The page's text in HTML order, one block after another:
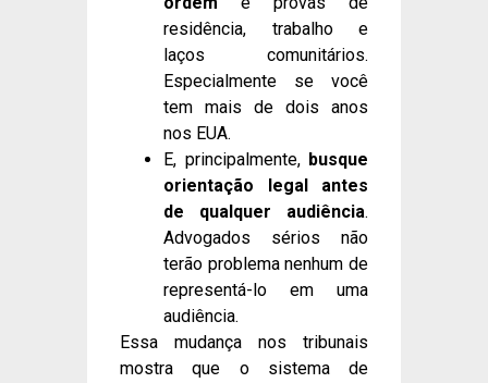
residência, trabalho e
laços comunitários.
Especialmente se você
tem mais de dois anos
nos EUA.
E, principalmente, busque
orientação legal antes
de qualquer audiência.
Advogados sérios não
terão problema nenhum de
representá-lo em uma
audiência.
Essa mudança nos tribunais
mostra que o sistema de